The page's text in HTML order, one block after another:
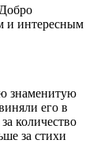
и интересным
знаменитую
его в
количество
за стихи